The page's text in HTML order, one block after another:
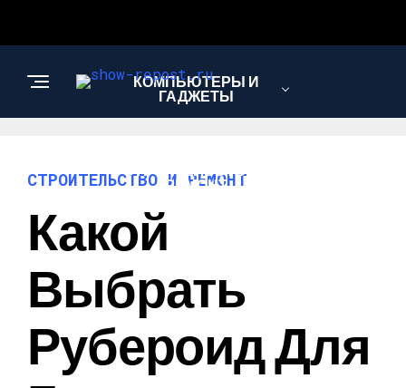
КОМПЬЮТЕРЫ И
ГАДЖЕТЫ
СТРОИТЕЛЬСТВО И
РЕМОНТ
СТРОИТЕЛЬСТВО И РЕМОНТ
Какой
Выбрать
Рубероид Для